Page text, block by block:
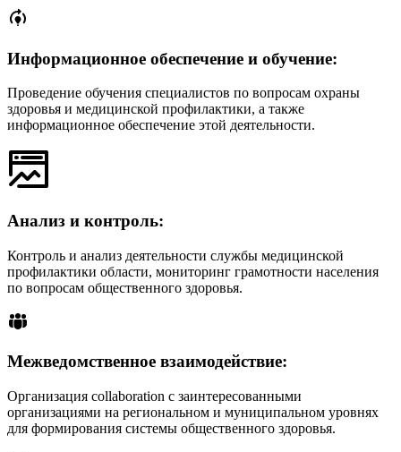
Информационное обеспечение и обучение:
Проведение обучения специалистов по вопросам охраны
здоровья и медицинской профилактики, а также
информационное обеспечение этой деятельности.
Анализ и контроль:
Контроль и анализ деятельности службы медицинской
профилактики области, мониторинг грамотности населения
по вопросам общественного здоровья.
Межведомственное взаимодействие:
Организация collaboration с заинтересованными
организациями на региональном и муниципальном уровнях
для формирования системы общественного здоровья.